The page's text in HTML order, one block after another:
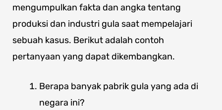
mengumpulkan fakta dan angka tentang
produksi dan industri gula saat mempelajari
sebuah kasus. Berikut adalah contoh
pertanyaan yang dapat dikembangkan.
Berapa banyak pabrik gula yang ada di
negara ini?